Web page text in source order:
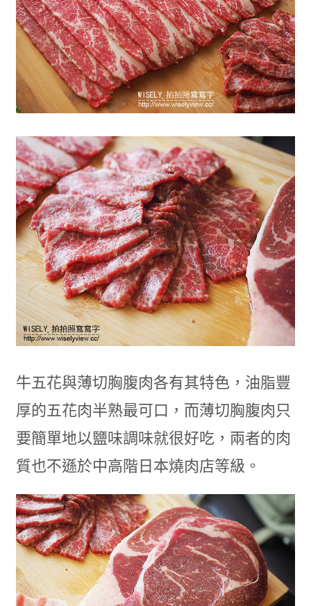
牛五花與薄切胸腹肉各有其特色，油脂豐
厚的五花肉半熟最可口，而薄切胸腹肉只
要簡單地以鹽味調味就很好吃，兩者的肉
質也不遜於中高階日本燒肉店等級。